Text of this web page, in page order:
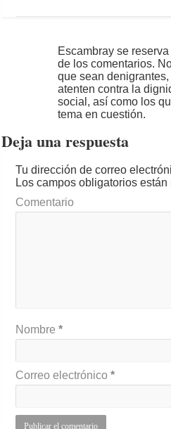
Escambray se
de los comentarios.
que sean
atenten contra la
social, así como los
tema en cuestión.
Deja una respuesta
Tu dirección de correo
Los campos obligatorios
Comentario
Nombre*
Correo electrónico*